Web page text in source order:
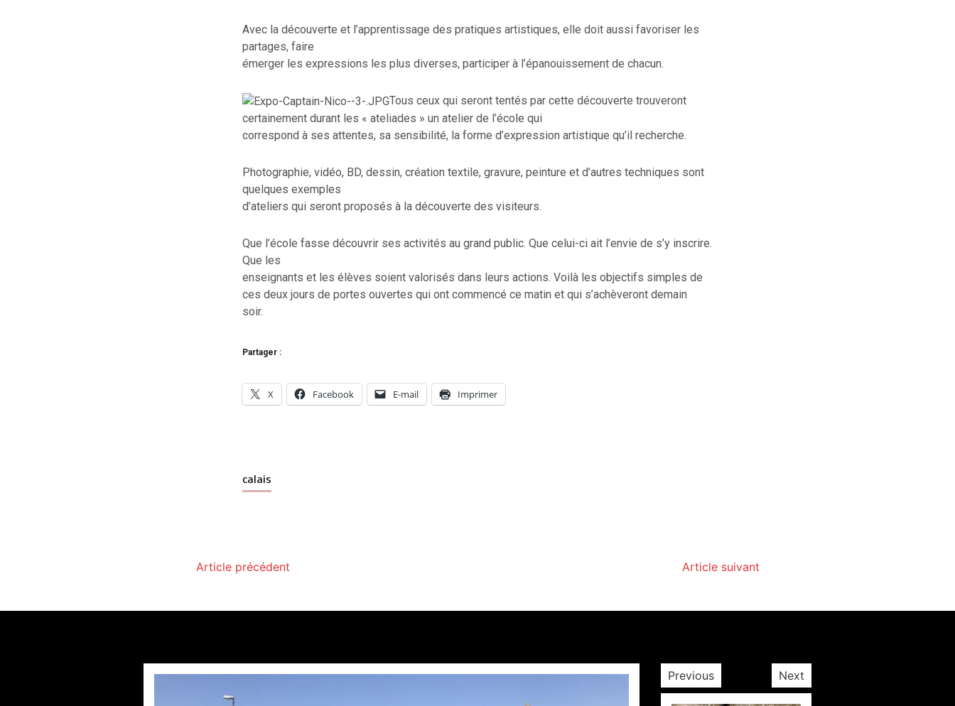
Avec la découverte et l’apprentissage des pratiques artistiques, elle doit aussi favoriser les
partages, faire
émerger les expressions les plus diverses, participer à l’épanouissement de chacun.
Tous ceux qui seront tentés par cette découverte trouveront
certainement durant les « ateliades » un atelier de l’école qui
correspond à ses attentes, sa sensibilité, la forme d’expression artistique qu’il recherche.
Photographie, vidéo, BD, dessin, création textile, gravure, peinture et d’autres techniques sont
quelques exemples
d’ateliers qui seront proposés à la découverte des visiteurs.
Que l’école fasse découvrir ses activités au grand public. Que celui-ci ait l’envie de s’y inscrire.
Que les
enseignants et les élèves soient valorisés dans leurs actions. Voilà les objectifs simples de
ces deux jours de portes ouvertes qui ont commencé ce matin et qui s’achèveront demain
soir.
Partager :
X Facebook E-mail Imprimer
calais
Article précédent Article suivant
Previous Next